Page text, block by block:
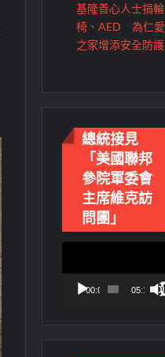
基隆善心人士捐輪
椅、AED 為仁愛
之家增添安全防護
總統接見
「美國聯邦
參院軍委會
主席維克訪
問團」
00:00 05:18